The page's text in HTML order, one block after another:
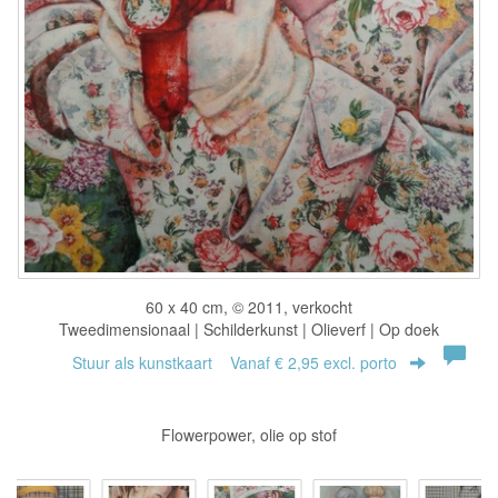
60 x 40 cm, © 2011, verkocht
Tweedimensionaal | Schilderkunst | Olieverf | Op doek
Stuur als kunstkaart Vanaf € 2,95 excl. porto
Flowerpower, olie op stof